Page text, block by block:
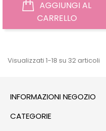
CARRELLO
Visualizzati 1-18 su 32 articoli
INFORMAZIONI NEGOZIO
CATEGORIE